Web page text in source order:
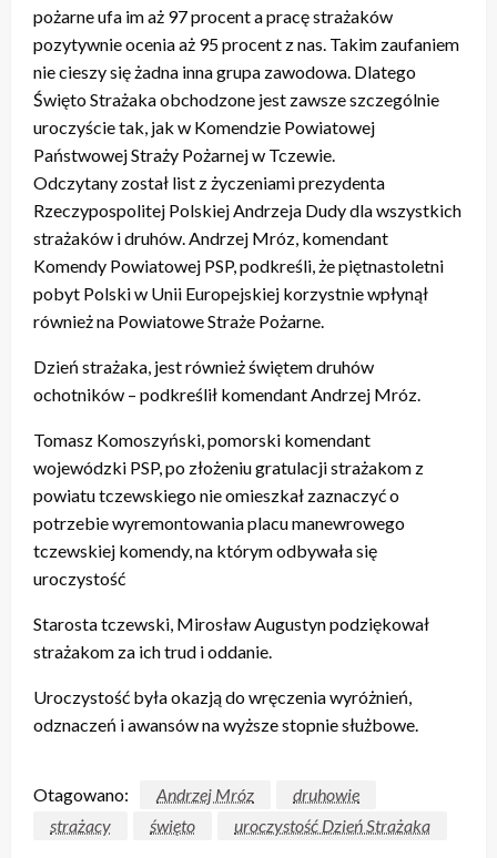
pożarne ufa im aż 97 procent a pracę strażaków
pozytywnie ocenia aż 95 procent z nas. Takim zaufaniem
nie cieszy się żadna inna grupa zawodowa. Dlatego
Święto Strażaka obchodzone jest zawsze szczególnie
uroczyście tak, jak w Komendzie Powiatowej
Państwowej Straży Pożarnej w Tczewie.
Odczytany został list z życzeniami prezydenta
Rzeczypospolitej Polskiej Andrzeja Dudy dla wszystkich
strażaków i druhów. Andrzej Mróz, komendant
Komendy Powiatowej PSP, podkreśli, że piętnastoletni
pobyt Polski w Unii Europejskiej korzystnie wpłynął
również na Powiatowe Straże Pożarne.
Dzień strażaka, jest również świętem druhów
ochotników – podkreślił komendant Andrzej Mróz.
Tomasz Komoszyński, pomorski komendant
wojewódzki PSP, po złożeniu gratulacji strażakom z
powiatu tczewskiego nie omieszkał zaznaczyć o
potrzebie wyremontowania placu manewrowego
tczewskiej komendy, na którym odbywała się
uroczystość
Starosta tczewski, Mirosław Augustyn podziękował
strażakom za ich trud i oddanie.
Uroczystość była okazją do wręczenia wyróżnień,
odznaczeń i awansów na wyższe stopnie służbowe.
Otagowano: Andrzej Mróz
druhowie
strażacy
święto uroczystość Dzień Strażaka